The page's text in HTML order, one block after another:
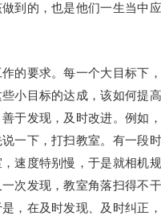
到的，也是他们一生当中
的要求。每一个大目标下
小目标的达成，该如何提
于发现，及时改进。例如
一下，打扫教室。有一段
速度特别慢，于是就相机
次发现，教室角落扫得不
，在及时发现、及时纠正